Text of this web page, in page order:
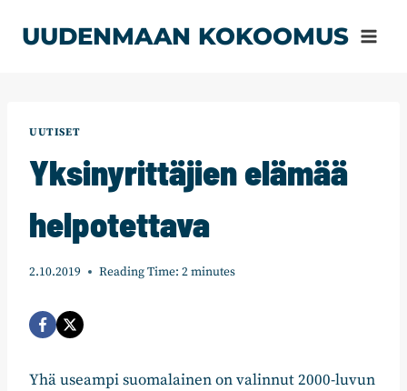
sisältöön
UUDENMAAN KOKOOMUS
UUTISET
Yksinyrittäjien elämää
helpotettava
2.10.2019 Reading Time: 2minutes
Yhä useampi suomalainen on valinnut 2000-luvun